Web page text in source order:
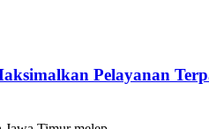
Pelayanan